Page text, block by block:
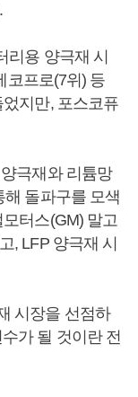
리용 양극재 시
코프로(7위) 등
지만, 포스코퓨
극재와 리튬망
해 돌파구를 모색
터스(GM) 말고
, LFP 양극재 시
시장을 선점하
가 될 것이란 전